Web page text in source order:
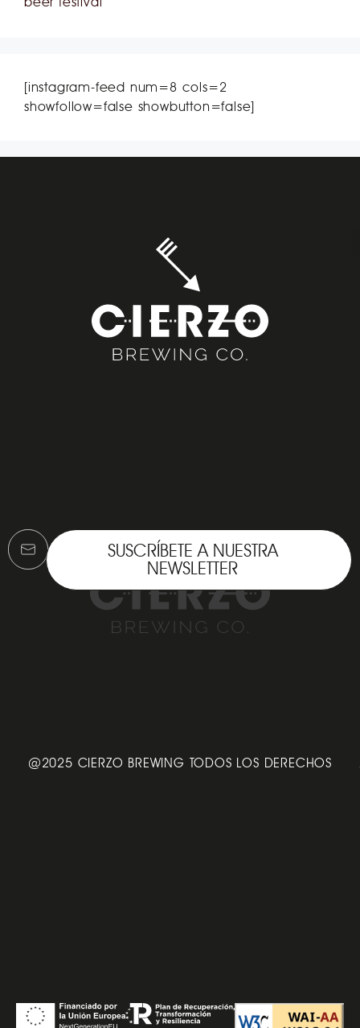
[instagram-feed num=8 cols=2
showfollow=false showbutton=false]
SUSCRÍBETE A NUESTRA
NEWSLETTER
@2025 CIERZO BREWING TODOS LOS DERECHOS